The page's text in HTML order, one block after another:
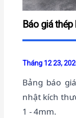
Báo giá thép
Tháng 12 23,
Bảng báo
nhật kích
1 - 4mm.